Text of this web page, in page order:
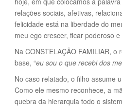
relações sociais, afetivas,
felicidade está na liberdade do
meu ego crescer, ficar poderoso
Na CONSTELAÇÃO FAMILIAR, o
base, “eu sou o que recebi dos
No caso relatado, o filho assume
Como ele mesmo reconhece, a
quebra da hierarquia todo o